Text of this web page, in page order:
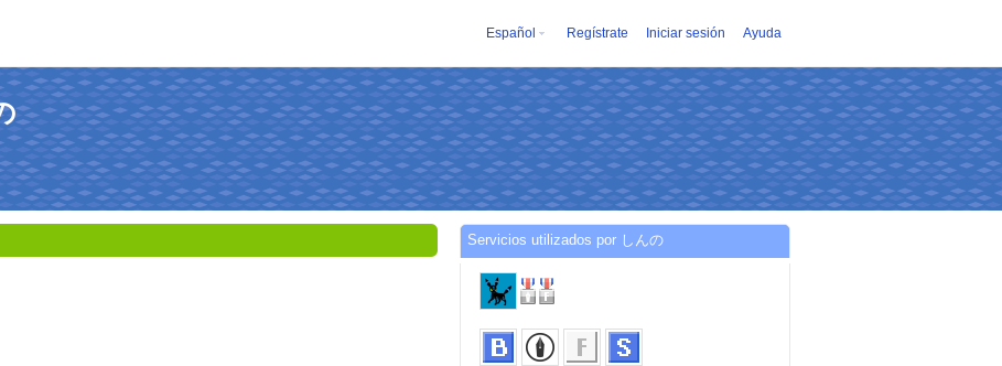
Español Regístrate Iniciar sesión Ayuda
Servicios utilizados por しんの